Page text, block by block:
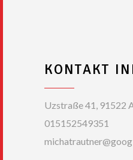
KONTAKT
Uzstraße 41, 91522
015152549351